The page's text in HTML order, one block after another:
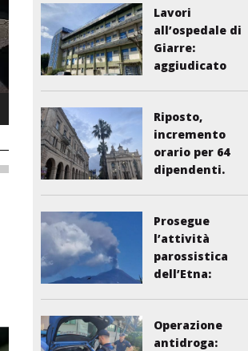
Lavori
all’ospedale di
Giarre:
aggiudicato
Riposto,
incremento
orario per 64
dipendenti.
Prosegue
l’attività
parossistica
dell’Etna:
Operazione
antidroga: